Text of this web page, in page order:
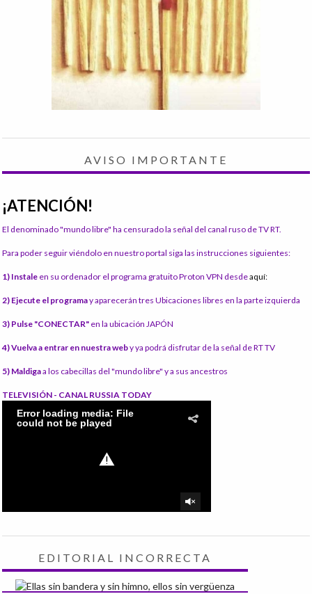
AVISO IMPORTANTE
¡ATENCIÓN!
El denominado "mundo libre" ha censurado la señal del canal ruso de TV RT.
Para poder seguir viéndolo en nuestro portal siga las instrucciones siguientes:
1) Instale en su ordenador el programa gratuito Proton VPN desdeaquí:
2) Ejecute el programay aparecerán tres Ubicaciones libres en la parte izquierda
3) Pulse "CONECTAR" en la ubicación JAPÓN
4) Vuelva a entrar en nuestra weby ya podrá disfrutar de la señal de RT TV
5) Maldigaa los cabecillas del "mundo libre" y a sus ancestros
TELEVISIÓN - CANAL RUSSIA TODAY
EDITORIAL INCORRECTA